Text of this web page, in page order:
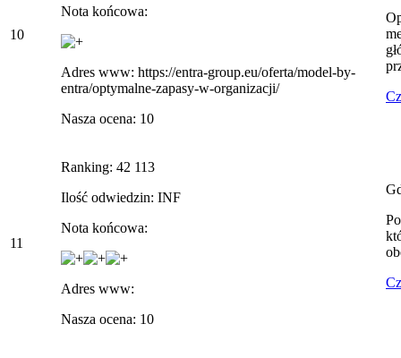
10
Nota końcowa:
Adres www: https://entra-group.eu/oferta/model-by-
entra/optymalne-zapasy-w-organizacji/
Nasza ocena: 10
11
Ranking: 42 113
Ilość odwiedzin: INF
Nota końcowa:
Adres www:
Nasza ocena: 10